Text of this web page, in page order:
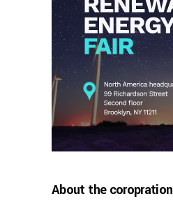
About the coropration